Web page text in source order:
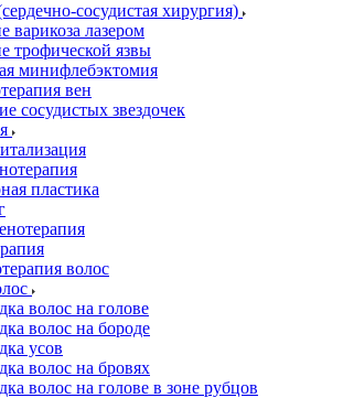
сосудистая хирургия)
варикоза лазером
трофической язвы
минифлебэктомия
вен
сосудистых звездочек
пластика
волос
волос на голове
волос на бороде
усов
волос на бровях
волос на голове в зоне рубцов